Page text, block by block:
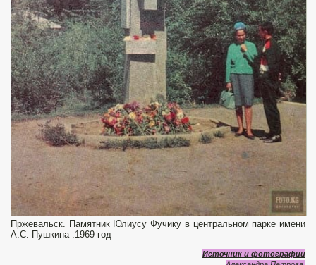
Пржевальск. Памятник Юлиусу Фучику в центральном парке имени
А.С. Пушкина .1969 год
Источник и фотографии